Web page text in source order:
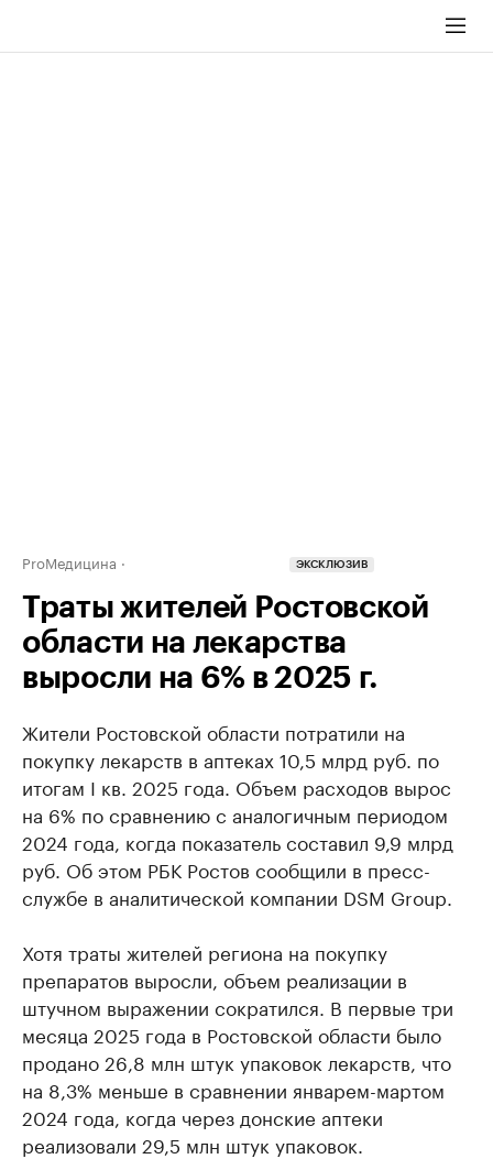
ProМедицина ЭКСКЛЮЗИВ
Траты жителей Ростовской
области на лекарства
выросли на 6% в 2025 г.
Жители Ростовской области потратили на
покупку лекарств в аптеках 10,5 млрд руб. по
итогам I кв. 2025 года. Объем расходов вырос
на 6% по сравнению с аналогичным периодом
2024 года, когда показатель составил 9,9 млрд
руб. Об этом РБК Ростов сообщили в пресс-
службе в аналитической компании DSM Group.
Хотя траты жителей региона на покупку
препаратов выросли, объем реализации в
штучном выражении сократился. В первые три
месяца 2025 года в Ростовской области было
продано 26,8 млн штук упаковок лекарств, что
на 8,3% меньше в сравнении январем-мартом
2024 года, когда через донские аптеки
реализовали 29,5 млн штук упаковок.